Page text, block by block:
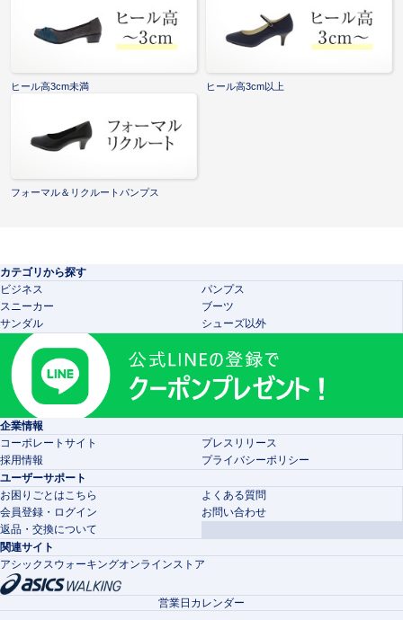
ヒール高3cm未満 ヒール高3cm以上
フォーマル＆リクルートパンプス
カテゴリから探す
ビジネス
パンプス
スニーカー
ブーツ
サンダル
シューズ以外
企業情報
コーポレートサイト
プレスリリース
採用情報
プライバシーポリシー
ユーザーサポート
お困りごとはこちら
よくある質問
会員登録・ログイン
お問い合わせ
返品・交換について
関連サイト
アシックスウォーキングオンラインストア
営業日カレンダー